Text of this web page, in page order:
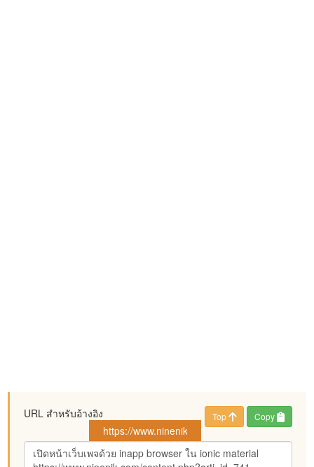
URL สำหรับอ้างอิง Top Copy